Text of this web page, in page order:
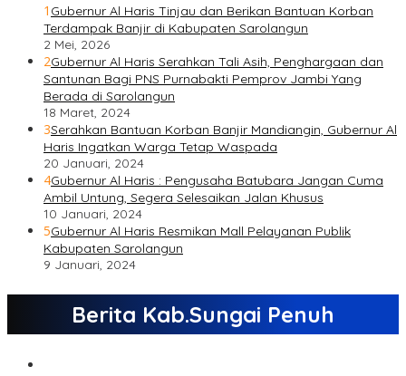
1 Gubernur Al Haris Tinjau dan Berikan Bantuan Korban
Terdampak Banjir di Kabupaten Sarolangun
2 Mei, 2026
2Gubernur Al Haris Serahkan Tali Asih, Penghargaan dan
Santunan Bagi PNS Purnabakti Pemprov Jambi Yang
Berada di Sarolangun
18 Maret, 2024
3Serahkan Bantuan Korban Banjir Mandiangin, Gubernur Al
Haris Ingatkan Warga Tetap Waspada
20 Januari, 2024
4Gubernur Al Haris : Pengusaha Batubara Jangan Cuma
Ambil Untung, Segera Selesaikan Jalan Khusus
10 Januari, 2024
5Gubernur Al Haris Resmikan Mall Pelayanan Publik
Kabupaten Sarolangun
9 Januari, 2024
Berita Kab.Sungai Penuh